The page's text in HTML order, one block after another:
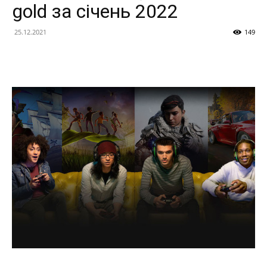
gold за січень 2022
25.12.2021 149